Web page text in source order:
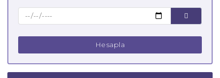
Hesapla